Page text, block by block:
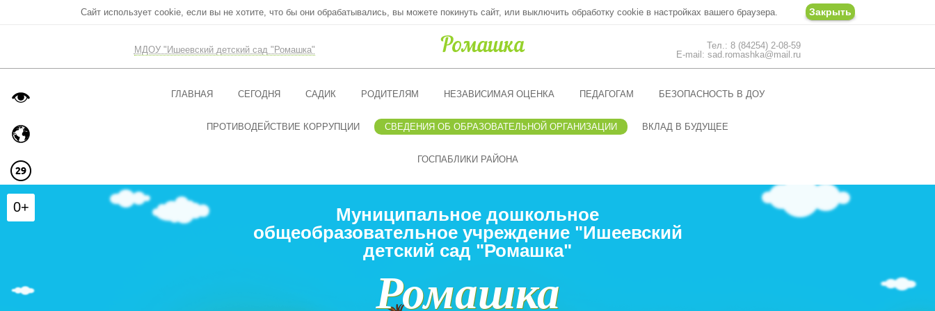
Сайт использует cookie, если вы не хотите, что бы они обрабатывались, вы можете покинуть сайт, или выключить обработку cookie в настройках вашего браузера. Закрыть
МДОУ "Ишеевский детский сад "Ромашка"
Тел.: 8 (84254) 2-08-59
E-mail: sad.romashka@mail.ru
ГЛАВНАЯ СЕГОДНЯ САДИК РОДИТЕЛЯМ НЕЗАВИСИМАЯ ОЦЕНКА ПЕДАГОГАМ БЕЗОПАСНОСТЬ В ДОУ
ПРОТИВОДЕЙСТВИЕ КОРРУПЦИИ СВЕДЕНИЯ ОБ ОБРАЗОВАТЕЛЬНОЙ ОРГАНИЗАЦИИ ВКЛАД В БУДУЩЕЕ
ГОСПАБЛИКИ РАЙОНА
Муниципальное дошкольное
общеобразовательное учреждение "Ишеевский
детский сад "Ромашка"
Ромашка
0+